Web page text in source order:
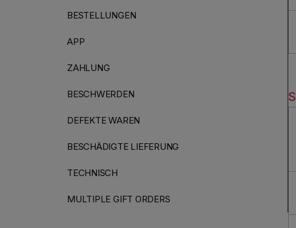
BESTELLUNGEN
APP
ZAHLUNG
BESCHWERDEN
DEFEKTE WAREN
BESCHÄDIGTE LIEFERUNG
TECHNISCH
MULTIPLE GIFT ORDERS